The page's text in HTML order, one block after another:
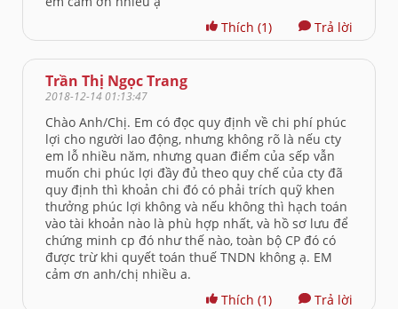
Thích (1) Trả lời
Trần Thị Ngọc Trang
2018-12-14 01:13:47
Chào Anh/Chị. Em có đọc quy định về chi phí phúc
lợi cho người lao động, nhưng không rõ là nếu cty
em lỗ nhiều năm, nhưng quan điểm của sếp vẫn
muốn chi phúc lợi đầy đủ theo quy chế của cty đã
quy định thì khoản chi đó có phải trích quỹ khen
thưởng phúc lợi không và nếu không thì hạch toán
vào tài khoản nào là phù hợp nhất, và hồ sơ lưu để
chứng minh cp đó như thế nào, toàn bộ CP đó có
được trừ khi quyết toán thuế TNDN không ạ. EM
cảm ơn anh/chị nhiều a.
Thích (1) Trả lời